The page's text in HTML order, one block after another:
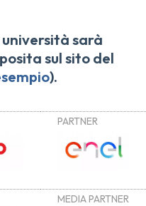
sarà
sul sito del
).